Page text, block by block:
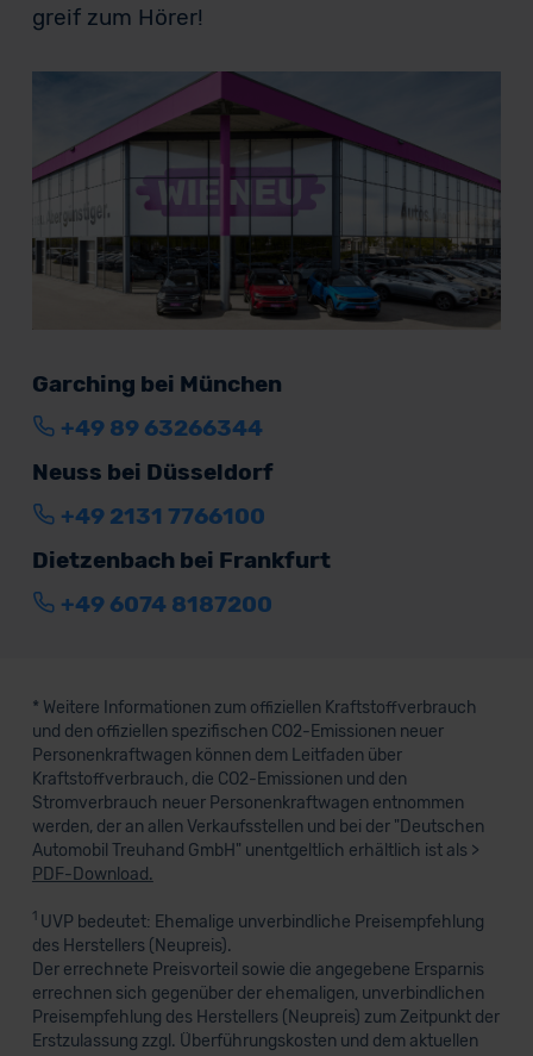
greif zum Hörer!
Garching bei München
+49 89 63266344
Neuss bei Düsseldorf
+49 2131 7766100
Dietzenbach bei Frankfurt
+49 6074 8187200
* Weitere Informationen zum offiziellen Kraftstoffverbrauch
und den offiziellen spezifischen CO2-Emissionen neuer
Personenkraftwagen können dem Leitfaden über
Kraftstoffverbrauch, die CO2-Emissionen und den
Stromverbrauch neuer Personenkraftwagen entnommen
werden, der an allen Verkaufsstellen und bei der "Deutschen
Automobil Treuhand GmbH" unentgeltlich erhältlich ist als >
PDF-Download.
1UVP bedeutet: Ehemalige unverbindliche Preisempfehlung
des Herstellers (Neupreis).
Der errechnete Preisvorteil sowie die angegebene Ersparnis
errechnen sich gegenüber der ehemaligen, unverbindlichen
Preisempfehlung des Herstellers (Neupreis) zum Zeitpunkt der
Erstzulassung zzgl. Überführungskosten und dem aktuellen